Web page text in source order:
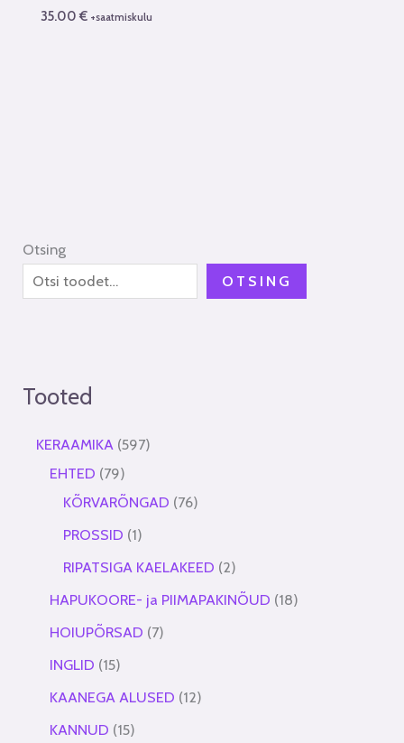
Otsing
OTSING
Tooted
KERAAMIKA 597
EHTED 79
KÕRVARÕNGAD 76
PROSSID 1
RIPATSIGA KAELAKEED 2
HAPUKOORE- ja PIIMAPAKINÕUD 18
HOIUPÕRSAD 7
INGLID 15
KAANEGA ALUSED 12
KANNUD 15
35.00€ +saatmiskulu